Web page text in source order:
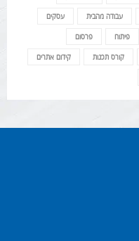
עבודה מהבית עסקים
פיתוח פרסום
קורס תכנות קידום אתרים